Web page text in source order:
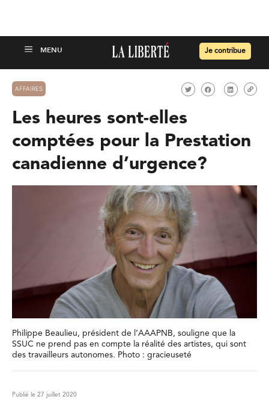
Je contribue
AFFAIRES
Les heures sont-elles
comptées pour la Prestation
canadienne d’urgence?
Philippe Beaulieu, président de l’AAAPNB, souligne que la
SSUC ne prend pas en compte la réalité des artistes, qui sont
des travailleurs autonomes. Photo : gracieuseté
Publié le 27 juillet 2020